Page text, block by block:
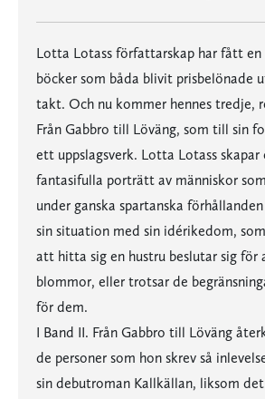
Lotta Lotass författarskap har fått
böcker som båda blivit prisbelönade
takt. Och nu kommer hennes tredje,
Från Gabbro till Löväng, som till sin
ett uppslagsverk. Lotta Lotass
fantasifulla porträtt av människor
under ganska spartanska
sin situation med sin idérikedom,
att hitta sig en hustru beslutar sig för
blommor, eller trotsar de
för dem.
I Band II. Från Gabbro till Löväng
de personer som hon skrev så
sin debutroman Kallkällan, liksom